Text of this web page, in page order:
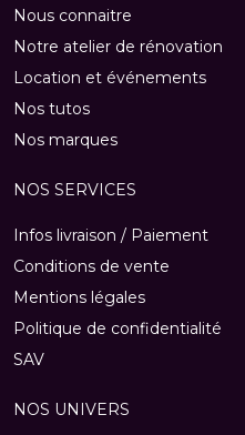
Nous connaitre
Notre atelier de rénovation
Location et événements
Nos tutos
Nos marques
NOS SERVICES
Infos livraison / Paiement
Conditions de vente
Mentions légales
Politique de confidentialité
SAV
NOS UNIVERS